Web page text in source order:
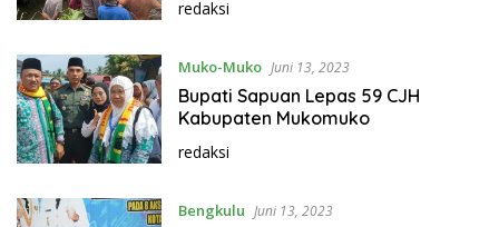
redaksi
Muko-Muko Juni 13, 2023
Bupati Sapuan Lepas 59 CJH
Kabupaten Mukomuko
redaksi
Bengkulu Juni 13, 2023